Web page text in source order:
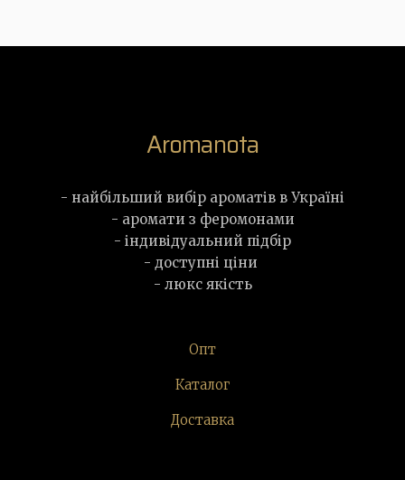
Aromanota
- найбільший вибір ароматів в Україні
- аромати з феромонами
- індивідуальний підбір
- доступні ціни
- люкс якість
Опт
Каталог
Доставка